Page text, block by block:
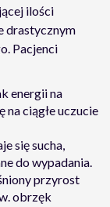
ilości
drastycznym
Pacjenci
energii na
ciągłe uczucie
się sucha,
do wypadania.
przyrost
obrzęk